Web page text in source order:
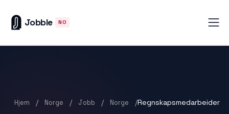
Jobble NO
Hjem / Norge / Jobb / Norge /Regnskapsmedarbeider